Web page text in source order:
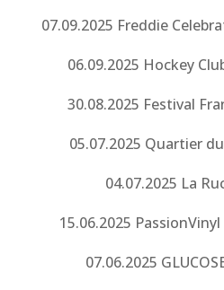
07.09.2025 Freddie
06.09.2025 Hockey
30.08.2025 Festival
05.07.2025 Quartier
04.07.2025 La
15.06.2025
07.06.2025